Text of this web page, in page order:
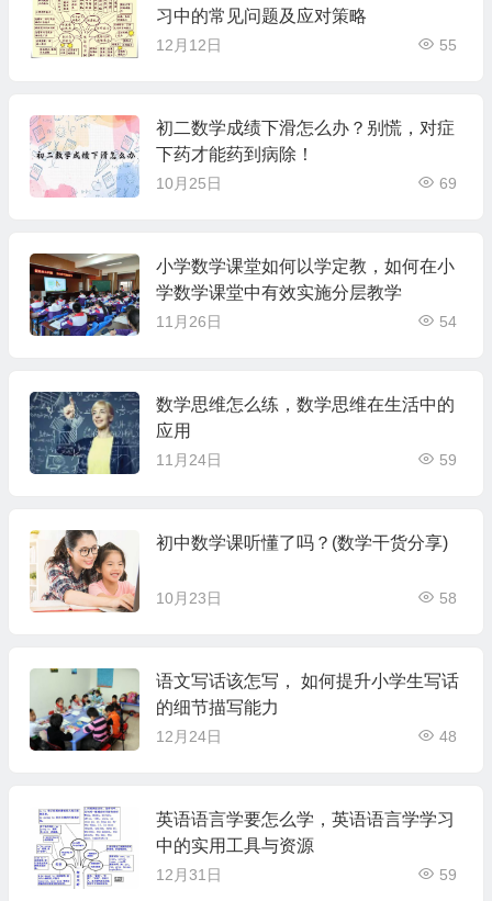
习中的常见问题及应对策略
12月12日 55
初二数学成绩下滑怎么办？别慌，对症
下药才能药到病除！
10月25日 69
小学数学课堂如何以学定教，如何在小
学数学课堂中有效实施分层教学
11月26日 54
数学思维怎么练，数学思维在生活中的
应用
11月24日 59
初中数学课听懂了吗？(数学干货分享)
10月23日 58
语文写话该怎写， 如何提升小学生写话
的细节描写能力
12月24日 48
英语语言学要怎么学，英语语言学学习
中的实用工具与资源
12月31日 59